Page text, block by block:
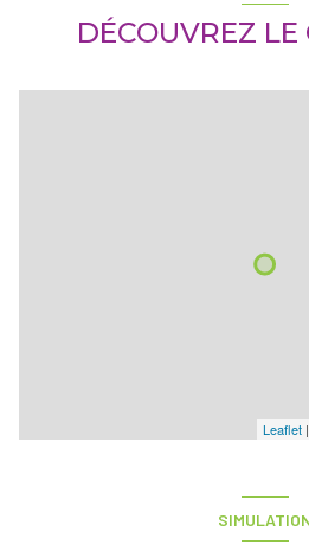
DÉCOUVREZ LE
Leaflet |